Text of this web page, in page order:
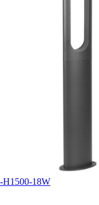
18W